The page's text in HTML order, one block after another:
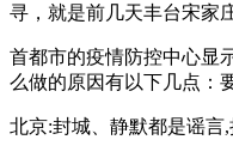
寻，就是前几天丰台宋家
首都市的疫情防控中心显
么做的原因有以下几点：
北京:封城、静默都是谣言